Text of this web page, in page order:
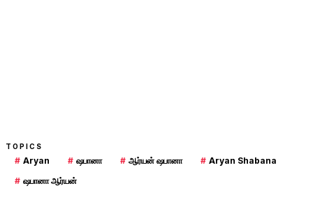
TOPICS
# Aryan # ஷபானா # ஆர்யன் ஷபானா # Aryan Shabana
# ஷபானா ஆர்யன்